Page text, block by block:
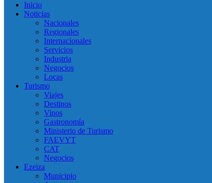
Inicio
Noticias
Nacionales
Regionales
Internacionales
Servicios
Industria
Negocios
Locas
Turismo
Viajes
Destinos
Vinos
Gastronomía
Ministerio de Turismo
FAEVYT
CAT
Negocios
Ezeiza
Municipio